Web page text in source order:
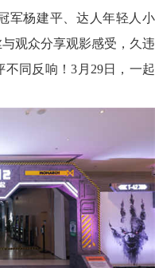
军杨建平、达人年轻人小
观众分享观影感受，久违
同反响！3月29日，一起